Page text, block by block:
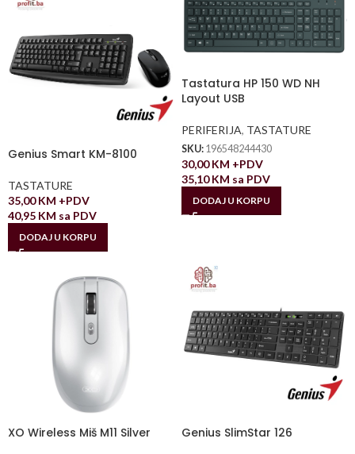
Genius Smart KM-8100
TASTATURE
35,00KM +PDV
40,95 KM sa PDV
DODAJ U KORPU
Tastatura HP 150 WD NH
Layout USB
PERIFERIJA, TASTATURE
SKU: 196548244430
30,00KM +PDV
35,10KM sa PDV
DODAJ U KORPU
XO Wireless Miš M11 Silver Genius SlimStar 126